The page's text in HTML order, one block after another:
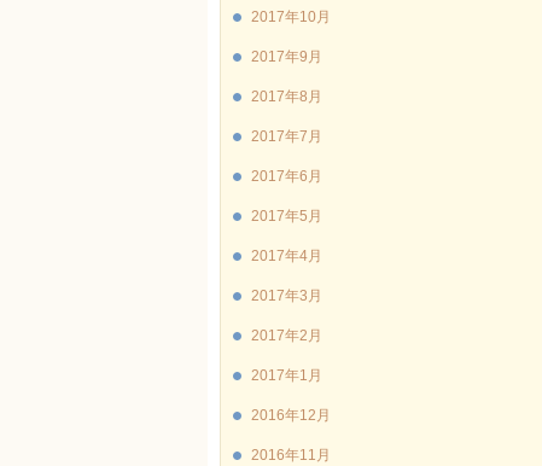
2017年10月
2017年9月
2017年8月
2017年7月
2017年6月
2017年5月
2017年4月
2017年3月
2017年2月
2017年1月
2016年12月
2016年11月